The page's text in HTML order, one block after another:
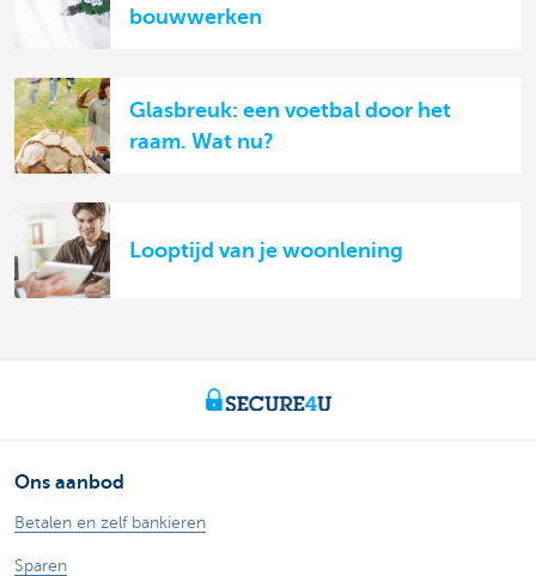
bouwwerken
Glasbreuk: een voetbal door het
raam. Wat nu?
Looptijd van je woonlening
Ons aanbod
Betalen en zelf bankieren
Sparen